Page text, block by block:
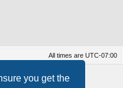
you get the
All times are UTC-07:00
© phpBB Limited